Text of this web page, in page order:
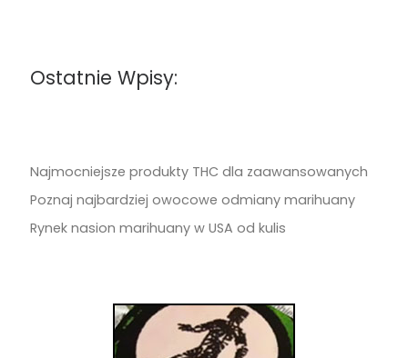
Ostatnie Wpisy:
Najmocniejsze produkty THC dla zaawansowanych
Poznaj najbardziej owocowe odmiany marihuany
Rynek nasion marihuany w USA od kulis